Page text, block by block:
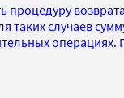
таких случаев